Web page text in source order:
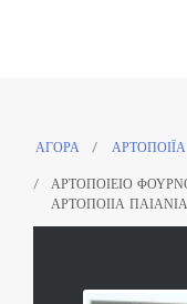
ΑΓΟΡΑ ΑΡΤΟΠΟΙΪΑ
ΑΡΤΟΠΟΙΕΙΟ
ΑΡΤΟΠΟΙΙΑ ΠΑΙΑΝΙΑ